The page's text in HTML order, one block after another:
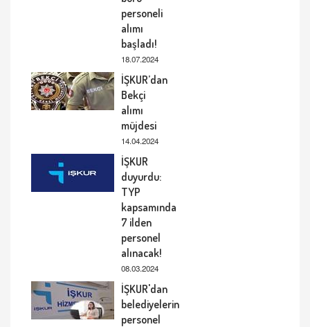
personeli
alımı
başladı!
18.07.2024
İŞKUR’dan
Bekçi
alımı
müjdesi
14.04.2024
İŞKUR
duyurdu:
TYP
kapsamında
7 ilden
personel
alınacak!
08.03.2024
İŞKUR'dan
belediyelerin
personel